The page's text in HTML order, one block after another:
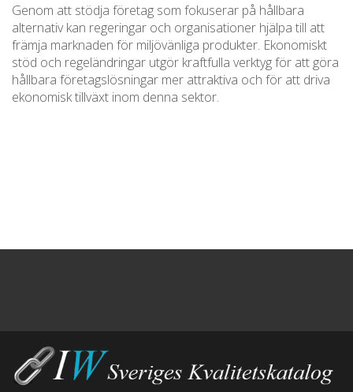
Genom att stödja företag som fokuserar på hållbara
alternativ kan regeringar och organisationer hjälpa till att
främja marknaden för miljövänliga produkter. Ekonomiskt
stöd och regeländringar utgör kraftfulla verktyg för att göra
hållbara företagslösningar mer attraktiva och för att driva
ekonomisk tillväxt inom denna sektor.